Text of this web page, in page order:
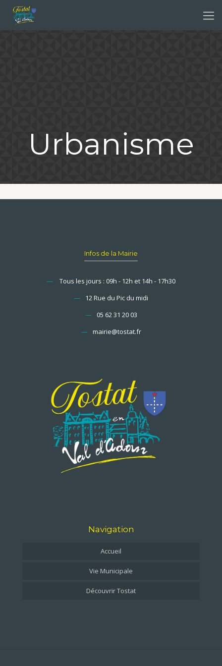
Urbanisme
Infos de la Mairie
—
Tous les jours : 09h - 12h et 14h - 17h30
—
12 Rue du Pic du midi
— 05 62 31 20 03
— mairie@tostat.fr
Navigation
Accueil
Vie Municipale
Découvrir Tostat